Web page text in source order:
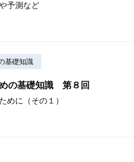
予測など
基礎知識
の基礎知識 第８回
めに（その１）